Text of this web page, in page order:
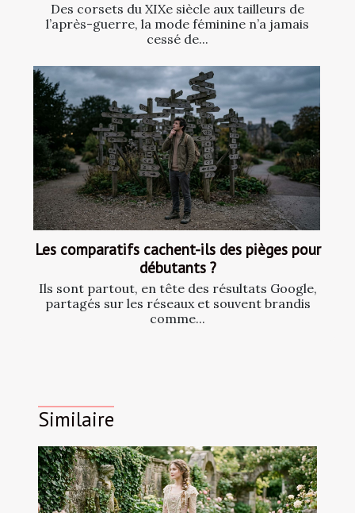
Des corsets du XIXe siècle aux tailleurs de
l’après-guerre, la mode féminine n’a jamais
cessé de...
Les comparatifs cachent-ils des pièges pour
débutants ?
Ils sont partout, en tête des résultats Google,
partagés sur les réseaux et souvent brandis
comme...
Similaire